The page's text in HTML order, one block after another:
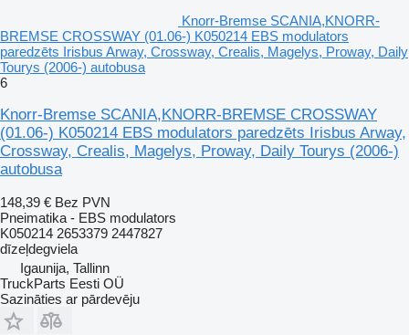
Knorr-Bremse SCANIA,KNORR-
BREMSE CROSSWAY (01.06-) K050214 EBS modulators
paredzēts Irisbus Arway, Crossway, Crealis, Magelys, Proway, Daily
Tourys (2006-) autobusa
6
Knorr-Bremse SCANIA,KNORR-BREMSE CROSSWAY
(01.06-) K050214 EBS modulators paredzēts Irisbus Arway,
Crossway, Crealis, Magelys, Proway, Daily Tourys (2006-)
autobusa
148,39 € Bez PVN
Pneimatika - EBS modulators
K050214 2653379 2447827
dīzeļdegviela
Igaunija, Tallinn
TruckParts Eesti OÜ
Sazināties ar pārdevēju